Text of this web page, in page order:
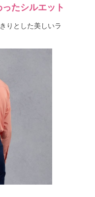
たシルエット
りとした美しいラ